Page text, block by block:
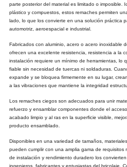
parte posterior del material es limitado o imposible.
plástico y compuestos, estos remaches permiten
lado, lo que los convierte en una solución práctica
automotriz, aeroespacial e industrial.
Fabricados con aluminio, acero o acero inoxidable
ofrecen una excelente resistencia, resistencia a la
instalación requiere un mínimo de herramientas, lo
fiable sin necesidad de tuercas ni soldaduras.
expande y se bloquea firmemente en su lugar,
a las vibraciones que mantiene la integridad
Los remaches ciegos son adecuados para unir
refuerzo y ensamblar componentes donde el
acabado limpio y al ras en la superficie visible,
producto ensamblado.
Disponibles en una variedad de tamaños,
pueden cumplir con una amplia gama de requisitos
de instalación y rendimiento duradero los
ingenieros, fabricantes y entusiastas del bricolaje.